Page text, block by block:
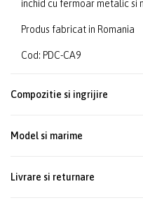
inchid cu fermoar metalic si
Produs fabricat in Romania
Cod: PDC-CA9
Compozitie si ingrijire
Model si marime
Livrare si returnare